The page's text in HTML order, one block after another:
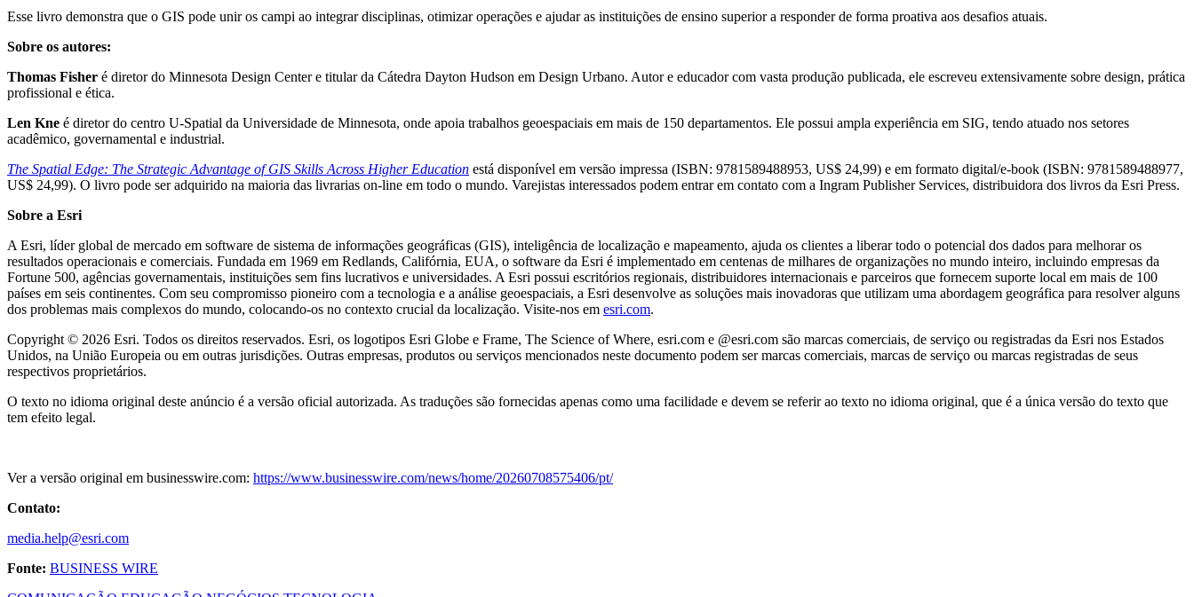
Esse livro demonstra que o GIS pode unir os campi ao integrar disciplinas, otimizar operações e ajudar as instituições de ensino superior a responder de forma proativa aos desafios atuais.
Sobre os autores:
Thomas Fisher é diretor do Minnesota Design Center e titular da Cátedra Dayton Hudson em Design Urbano. Autor e educador com vasta produção publicada, ele escreveu extensivamente sobre design, prática
profissional e ética.
Len Kne é diretor do centro U-Spatial da Universidade de Minnesota, onde apoia trabalhos geoespaciais em mais de 150 departamentos. Ele possui ampla experiência em SIG, tendo atuado nos setores
acadêmico, governamental e industrial.
The Spatial Edge: The Strategic Advantage of GIS Skills Across Higher Education está disponível em versão impressa (ISBN: 9781589488953, US$ 24,99) e em formato digital/e-book (ISBN: 9781589488977,
US$ 24,99). O livro pode ser adquirido na maioria das livrarias on-line em todo o mundo. Varejistas interessados podem entrar em contato com a Ingram Publisher Services, distribuidora dos livros da Esri Press.
Sobre a Esri
A Esri, líder global de mercado em software de sistema de informações geográficas (GIS), inteligência de localização e mapeamento, ajuda os clientes a liberar todo o potencial dos dados para melhorar os
resultados operacionais e comerciais. Fundada em 1969 em Redlands, Califórnia, EUA, o software da Esri é implementado em centenas de milhares de organizações no mundo inteiro, incluindo empresas da
Fortune 500, agências governamentais, instituições sem fins lucrativos e universidades. A Esri possui escritórios regionais, distribuidores internacionais e parceiros que fornecem suporte local em mais de 100
países em seis continentes. Com seu compromisso pioneiro com a tecnologia e a análise geoespaciais, a Esri desenvolve as soluções mais inovadoras que utilizam uma abordagem geográfica para resolver alguns
dos problemas mais complexos do mundo, colocando-os no contexto crucial da localização. Visite-nos em esri.com.
Copyright © 2026 Esri. Todos os direitos reservados. Esri, os logotipos Esri Globe e Frame, The Science of Where, esri.com e @esri.com são marcas comerciais, de serviço ou registradas da Esri nos Estados
Unidos, na União Europeia ou em outras jurisdições. Outras empresas, produtos ou serviços mencionados neste documento podem ser marcas comerciais, marcas de serviço ou marcas registradas de seus
respectivos proprietários.
O texto no idioma original deste anúncio é a versão oficial autorizada. As traduções são fornecidas apenas como uma facilidade e devem se referir ao texto no idioma original, que é a única versão do texto que
tem efeito legal.
Ver a versão original em businesswire.com: https://www.businesswire.com/news/home/20260708575406/pt/
Contato:
media.help@esri.com
Fonte: BUSINESS WIRE